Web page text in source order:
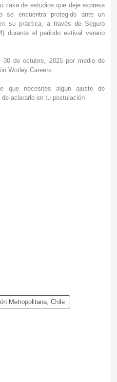
casa de estudios que deje expresa
se encuentra protegido ante un
su práctica, a través de Seguro
durante el periodo estival verano
30 de octubre, 2025 por medio de
Worley Careers.
que necesites algún ajuste de
aclararlo en tu postulación
Metropolitana, Chile